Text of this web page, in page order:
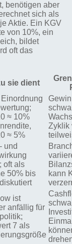
benötigen aber
sich als
Aktie. Ein KGV
von 10%, ein
bildet
oft das
sie dient
≈ 10%
≈ 5%
Zyklik
und
oft als
50% bis
kann
ist
anfällig für
7 als